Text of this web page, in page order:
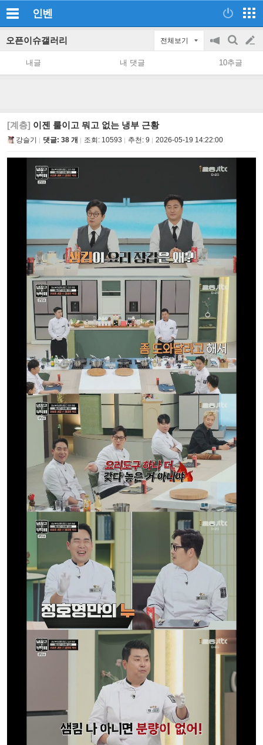
인벤
오픈이슈갤러리 전체보기
공
지
on/off
검
색
글
쓰
내글 내 댓글 10추글
[계층] 이젠 룰이고 뭐고 없는 냉부 근황
강슬기 댓글: 38 개 조회: 10593 추천: 9 2026-05-19 14:22:00